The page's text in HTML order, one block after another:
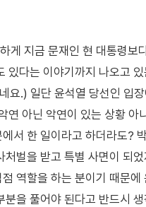
게 지금 문재인 현 대통령보
있다는 이야기까지 나오고
요.) 일단 윤석열 당선인 입
연 아닌 악연이 있는 상황 아
서 한 일이라고 하더라도?
처벌을 받고 특별 사면이 되
역할을 하는 분이기 때문에
분을 풀어야 된다고 반드시